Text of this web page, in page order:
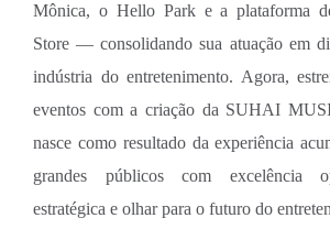
Mônica, o Hello Park e a plataforma
Store — consolidando sua atuação em
indústria do entretenimento. Agora,
eventos com a criação da SUHAI
nasce como resultado da experiência
grandes públicos com excelência
estratégica e olhar para o futuro do